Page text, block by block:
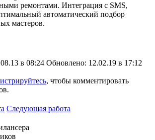
ремонтами. Интеграция с SMS,
автоматический подбор
мастеров.
в 08:24 Обновлено: 12.02.19 в 17:12
, чтобы комментировать
Следующая работа